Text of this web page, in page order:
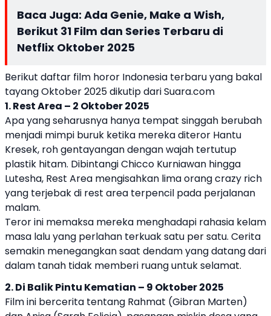
Baca Juga: Ada Genie, Make a Wish,
Berikut 31 Film dan Series Terbaru di
Netflix Oktober 2025
Berikut daftar film horor Indonesia terbaru yang bakal
tayang Oktober 2025 dikutip dari Suara.com
1. Rest Area – 2 Oktober 2025
Apa yang seharusnya hanya tempat singgah berubah
menjadi mimpi buruk ketika mereka diteror Hantu
Kresek, roh gentayangan dengan wajah tertutup
plastik hitam. Dibintangi Chicco Kurniawan hingga
Lutesha, Rest Area mengisahkan lima orang crazy rich
yang terjebak di rest area terpencil pada perjalanan
malam.
Teror ini memaksa mereka menghadapi rahasia kelam
masa lalu yang perlahan terkuak satu per satu. Cerita
semakin menegangkan saat dendam yang datang dari
dalam tanah tidak memberi ruang untuk selamat.
2. Di Balik Pintu Kematian – 9 Oktober 2025
Film ini bercerita tentang Rahmat (Gibran Marten)